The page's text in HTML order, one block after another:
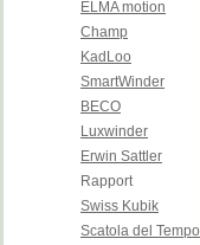
ELMA motion
Champ
KadLoo
SmartWinder
BECO
Luxwinder
Erwin Sattler
Rapport
Swiss Kubik
Scatola del Tempo